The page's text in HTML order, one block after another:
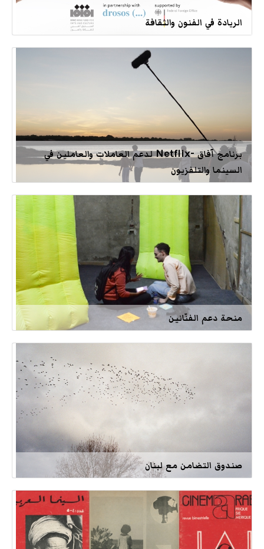
الريادة في الفنون والثقافة
برنامج آفاق -Netflix لدعم العاملات والعاملين في
السينما والتلفزيون
منحة دعم الفنّانين
صندوق التضامن مع لبنان